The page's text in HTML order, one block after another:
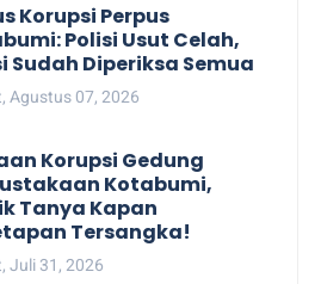
Korupsi Perpus
Polisi Usut Celah,
Sudah Diperiksa Semua
Agustus 07, 2026
Korupsi Gedung
Kotabumi,
Tanya Kapan
Tersangka!
Juli 31, 2026